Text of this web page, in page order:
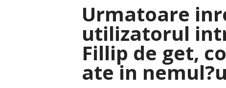
Urmatoare
utilizatorul
Fillip de get,
ate in